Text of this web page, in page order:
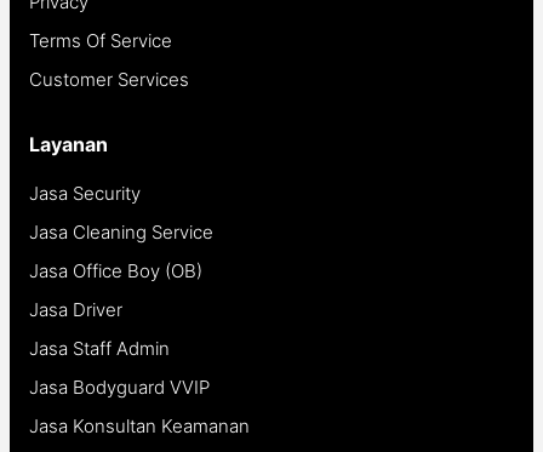
Terms Of Service
Customer Services
Layanan
Jasa Security
Jasa Cleaning Service
Jasa Office Boy (OB)
Jasa Driver
Jasa Staff Admin
Jasa Bodyguard VVIP
Jasa Konsultan Keamanan